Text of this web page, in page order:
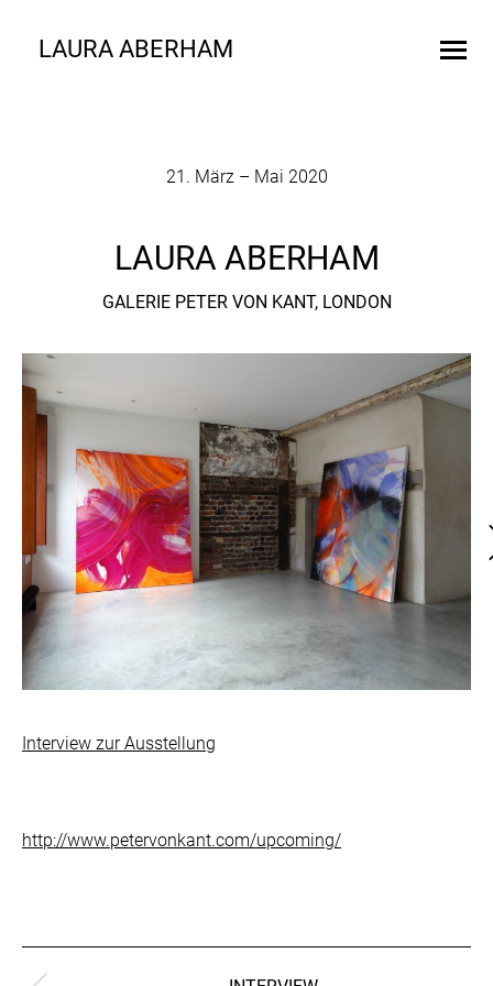
21. März – Mai 2020
LAURA ABERHAM
GALERIE PETER VON KANT, LONDON
Interview zur Ausstellung
http://www.petervonkant.com/upcoming/